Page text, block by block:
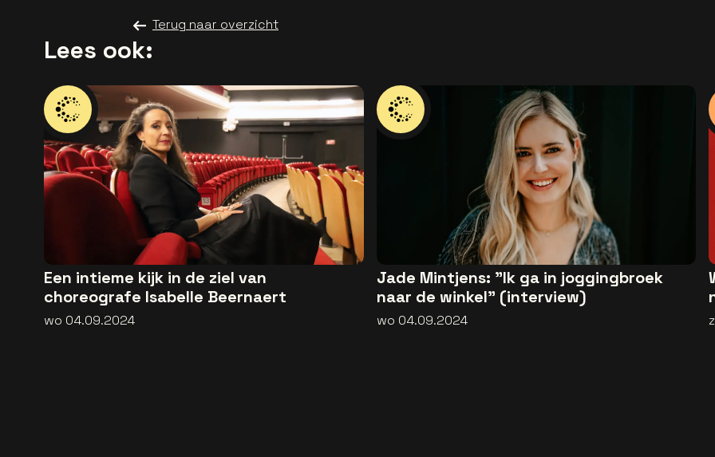
Terug naar overzicht
Lees ook:
Een intieme kijk in de ziel van
choreografe Isabelle Beernaert
wo 04.09.2024
Jade Mintjens: "Ik ga in joggingbroek
naar de winkel" (interview)
wo 04.09.2024